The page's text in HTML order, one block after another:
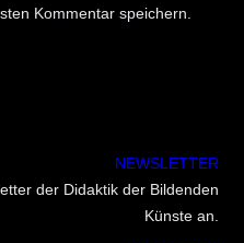
Kommentar speichern.
NEWSLETTER
der Didaktik der Bildenden
Künste an.